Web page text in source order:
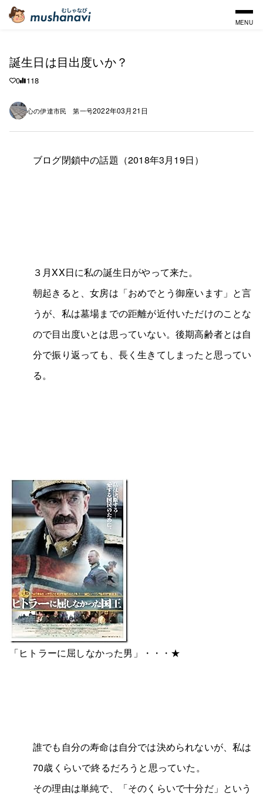
MENU
誕生日は目出度いか？
0 118
心の伊達市民 第一号2022年03月21日
ブログ閉鎖中の話題（2018年3月19日）
３月XX日に私の誕生日がやって来た。
朝起きると、女房は「おめでとう御座います」と言
うが、私は墓場までの距離が近付いただけのことな
ので目出度いとは思っていない。後期高齢者とは自
分で振り返っても、長く生きてしまったと思ってい
る。
「ヒトラーに屈しなかった男」・・・★
誰でも自分の寿命は自分では決められないが、私は
70歳くらいで終るだろうと思っていた。
その理由は単純で、「そのくらいで十分だ」という